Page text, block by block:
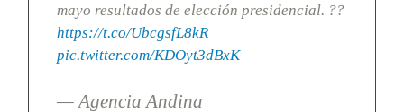
mayo resultados de elección presidencial. ??
https://t.co/UbcgsfL8kR
pic.twitter.com/KDOyt3dBxK
— Agencia Andina